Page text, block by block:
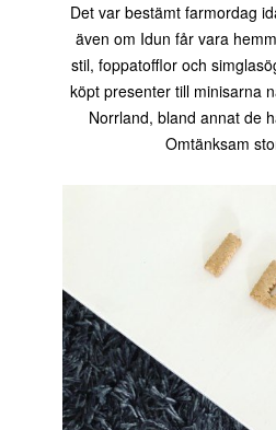
Det var bestämt farmordag
även om Idun får vara
stil, foppatofflor och
köpt presenter till minisarna
Norrland, bland annat de
Omtänksam